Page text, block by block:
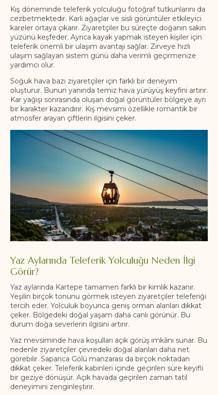
Kış döneminde teleferik yolculuğu fotoğraf tutkunlarını da
cezbetmektedir. Karlı ağaçlar ve sisli görüntüler etkileyici
kareler ortaya çıkarır. Ziyaretçiler bu süreçte doğanın sakin
yüzünü keşfeder. Ayrıca kayak yapmak isteyen kişiler için
teleferik önemli bir ulaşım avantajı sağlar. Zirveye hızlı
ulaşım sağlayan sistem günü daha verimli geçirmenize
yardımcı olur.
Soğuk hava bazı ziyaretçiler için farklı bir deneyim
oluşturur. Bunun yanında temiz hava yürüyüş keyfini artırır.
Kar yağışı sonrasında oluşan doğal görüntüler bölgeye ayrı
bir karakter kazandırır. Kış mevsimi özellikle romantik bir
atmosfer arayan çiftlerin ilgisini çeker.
Yaz Aylarında Teleferik Yolculuğu Neden İlgi
Görür?
Yaz aylarında Kartepe tamamen farklı bir kimlik kazanır.
Yeşilin birçok tonunu görmek isteyen ziyaretçiler teleferiği
tercih eder. Yolculuk boyunca geniş orman alanları dikkat
çeker. Bölgedeki doğal yaşam daha canlı görünür. Bu
durum doğa severlerin ilgisini artırır.
Yaz mevsiminde hava koşulları açık görüş imkânı sunar. Bu
nedenle ziyaretçiler çevredeki doğal alanları daha net
görebilir. Sapanca Gölü manzarası da birçok noktadan
dikkat çeker. Teleferik kabinleri içinde geçirilen süre keyifli
bir geziye dönüşür. Açık havada geçirilen zaman tatil
deneyimini zenginleştirir.